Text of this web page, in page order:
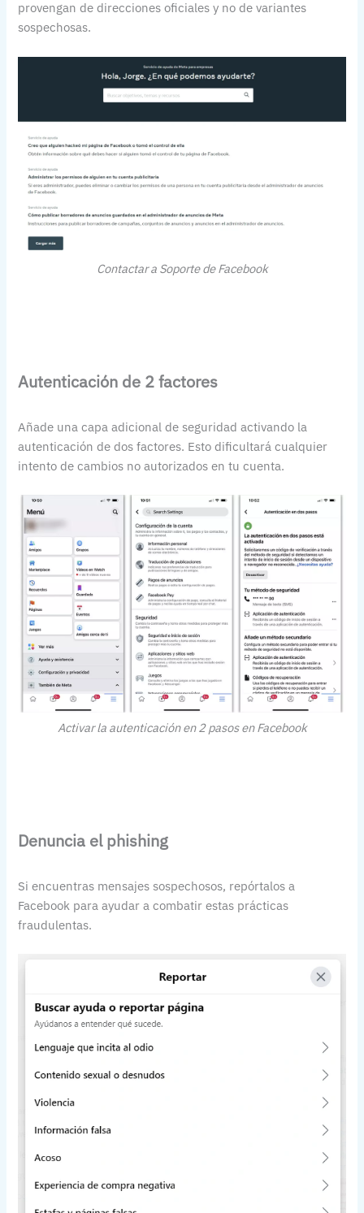
provengan de direcciones oficiales y no de variantes
sospechosas.
Contactar a Soporte de Facebook
Autenticación de 2 factores
Añade una capa adicional de seguridad activando la
autenticación de dos factores. Esto dificultará cualquier
intento de cambios no autorizados en tu cuenta.
Activar la autenticación en 2 pasos en Facebook
Denuncia el phishing
Si encuentras mensajes sospechosos, repórtalos a
Facebook para ayudar a combatir estas prácticas
fraudulentas.